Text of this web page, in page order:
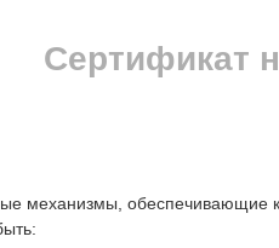
Сертификат
механизмы, обеспечивающие